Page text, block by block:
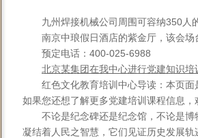
九州焊接机械公司周围可容纳350人
南京中琅假日酒店的紫金厅，该会
预定电话：400-025-6988
北京某集团在我中心进行党建知识培
红色文化教育培训中心导读：本页
如果您还想了解更多党建培训课程信息，
不论是纪念碑还是纪念馆，不论是
凝结着人民之智慧，它们见证历史发展